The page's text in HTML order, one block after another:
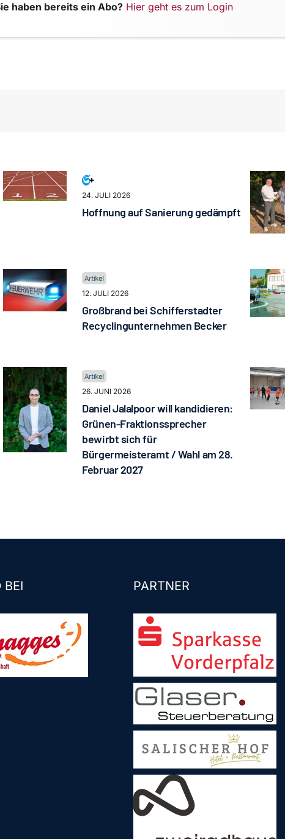
haben bereits ein Abo? Hier geht es zum Login
24. JULI 2026
Hoffnung auf Sanierung gedämpft
12. JULI 2026
Großbrand bei Schifferstadter
Recyclingunternehmen Becker
26. JUNI 2026
Daniel Jalalpoor will kandidieren:
Grünen-Fraktionssprecher
bewirbt sich für
Bürgermeisteramt / Wahl am 28.
Februar 2027
BEI PARTNER